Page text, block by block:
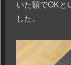
いた額でOKと
した。